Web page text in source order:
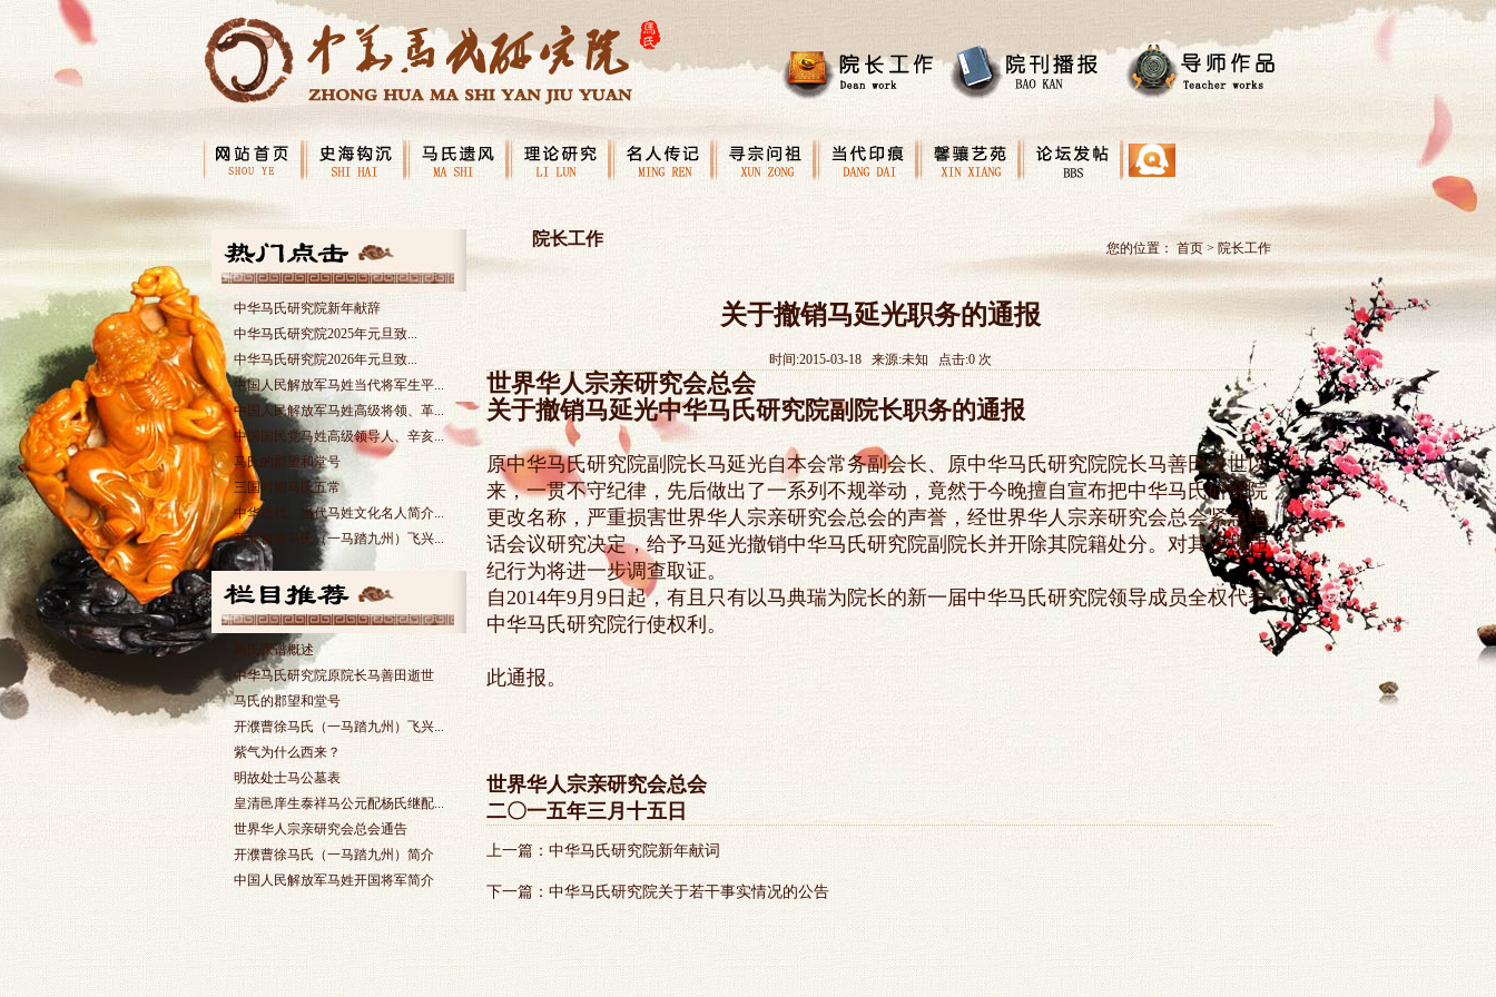
中华马氏研究院新年献辞
中华马氏研究院2025年元旦致...
中华马氏研究院2026年元旦致...
中国人民解放军马姓当代将军生平...
中国人民解放军马姓高级将领、革...
中国国民党马姓高级领导人、辛亥...
马氏的郡望和堂号
三国时期马氏五常
中华近代、当代马姓文化名人简介...
开濮曹徐马氏（一马踏九州）飞兴...
马氏家谱概述
中华马氏研究院原院长马善田逝世
马氏的郡望和堂号
开濮曹徐马氏（一马踏九州）飞兴...
紫气为什么西来？
明故处士马公墓表
皇清邑庠生泰祥马公元配杨氏继配...
世界华人宗亲研究会总会通告
开濮曹徐马氏（一马踏九州）简介
中国人民解放军马姓开国将军简介
院长工作 您的位置： 首页 > 院长工作
关于撤销马延光职务的通报
时间:2015-03-18 来源:未知 点击:0次
世界华人宗亲研究会总会
关于撤销马延光中华马氏研究院副院长职务的通报
原中华马氏研究院副院长马延光自本会常务副会长、原中华马氏研究院院长马善田去世以
来，一贯不守纪律，先后做出了一系列不规举动，竟然于今晚擅自宣布把中华马氏研究院
更改名称，严重损害世界华人宗亲研究会总会的声誉，经世界华人宗亲研究会总会紧急电
话会议研究决定，给予马延光撤销中华马氏研究院副院长并开除其院籍处分。对其违规违
纪行为将进一步调查取证。
自2014年9月9日起，有且只有以马典瑞为院长的新一届中华马氏研究院领导成员全权代表
中华马氏研究院行使权利。
此通报。
世界华人宗亲研究会总会
二〇一五年三月十五日
上一篇： 中华马氏研究院新年献词
下一篇： 中华马氏研究院关于若干事实情况的公告